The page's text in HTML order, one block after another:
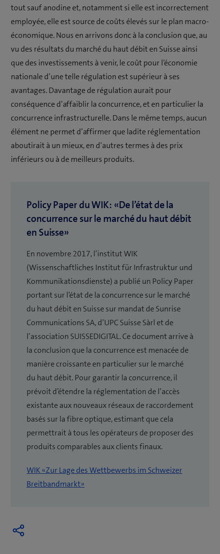
tout sauf anodine et, notamment si elle est incorrectement
employée, elle est source de coûts élevés sur le plan macro-
économique. Nous en arrivons donc à la conclusion que, au
vu des résultats du marché du haut débit en Suisse ainsi
que des investissements à venir, le coût pour l’économie
nationale d’une telle régulation est supérieur à ses
avantages. Davantage de régulation aurait pour
conséquence d’affaiblir la concurrence, et en particulier la
concurrence infrastructurelle. Dans le même temps, aucun
élément ne permet d’affirmer que ladite réglementation
aboutirait à un mieux, en d’autres termes à des prix
inférieurs ou à de meilleurs produits.
Policy Paper du WIK: «De l’état de la
concurrence sur le marché du haut débit
en Suisse»
En novembre 2017, l’institut WIK
(Wissenschaftliches Institut für Infrastruktur und
Kommunikationsdienste) a publié un Policy Paper
portant sur l’état de la concurrence sur le marché
du haut débit en Suisse sur mandat de Sunrise
Communications SA, d’UPC Suisse Sàrl et de
l’association SUISSEDIGITAL. Ce document arrive à
la conclusion que la concurrence est menacée de
manière croissante en particulier sur le marché
du haut débit. Pour garantir la concurrence, il
prévoit d’étendre la réglementation de l’accès
existante aux nouveaux réseaux de raccordement
basés sur la fibre optique, estimant que cela
permettrait à tous les opérateurs de proposer des
produits comparables aux clients finaux.
WIK «Zur Lage des Wettbewerbs im Schweizer
Breitbandmarkt»